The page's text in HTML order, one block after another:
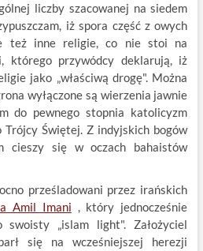
liczby szacowanej na siedem
iż spora część z owych
też inne religie, co nie stoi na
którego przywódcy deklarują, iż
jako „właściwą drogę". Można
wyłączone są wierzenia jawnie
do pewnego stopnia katolicyzm
Trójcy Świętej. Z indyjskich bogów
cieszy się w oczach bahaistów
prześladowani przez irańskich
Amil Imani , który jednocześnie
„islam light". Założyciel
się na wcześniejszej herezji